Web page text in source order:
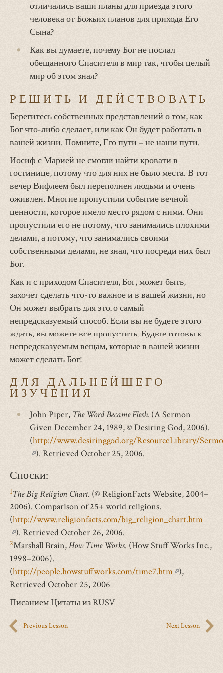
отличались ваши планы для приезда этого
человека от Божьих планов для прихода Его
Сына?
Как вы думаете, почему Бог не послал
обещанного Спасителя в мир так, чтобы целый
мир об этом знал?
РЕШИТЬ И ДЕЙСТВОВАТЬ
Берегитесь собственных представлений о том, как
Бог что-либо сделает, или как Он будет работать в
вашей жизни. Помните, Его пути – не наши пути.
Иосиф с Марией не смогли найти кровати в
гостинице, потому что для них не было места. В тот
вечер Вифлеем был переполнен людьми и очень
оживлен. Многие пропустили событие вечной
ценности, которое имело место рядом с ними. Они
пропустили его не потому, что занимались плохими
делами, а потому, что занимались своими
собственными делами, не зная, что посреди них был
Бог.
Как и с приходом Спасителя, Бог, может быть,
захочет сделать что-то важное и в вашей жизни, но
Он может выбрать для этого самый
непредсказуемый способ. Если вы не будете этого
ждать, вы можете все пропустить. Будьте готовы к
непредсказуемым вещам, которые в вашей жизни
может сделать Бог!
ДЛЯ ДАЛЬНЕЙШЕГО
ИЗУЧЕНИЯ
John Piper, The Word Became Flesh. (A Sermon
Given December 24, 1989, © Desiring God, 2006).
(http://www.desiringgod.org/ResourceLibrary/
(внешняя). Retrieved October 25, 2006.
Сноски:
1The Big Religion Chart. (© ReligionFacts Website, 2004–
2006). Comparison of 25+ world religions.
(http://www.religionfacts.com/big_religion_chart.htm
(внешняя
ссылка)
). Retrieved October 26, 2006.
2Marshall Brain,How Time Works. (How Stuff Works Inc.,
1998–2006).
(http://people.howstuffworks.com/time7.htm(внешняя
),
Retrieved October 25, 2006.
Писанием Цитаты из RUSV
Previous Lesson Next Lesson